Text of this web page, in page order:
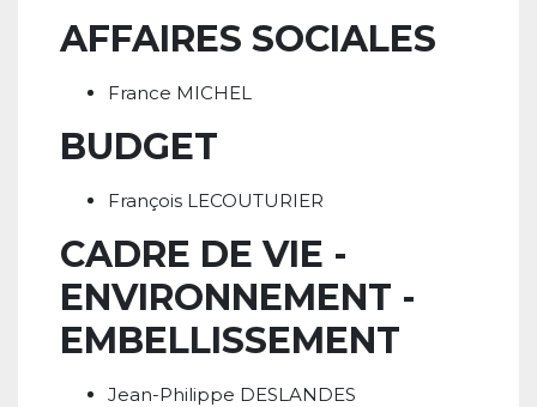
AFFAIRES SOCIALES
France MICHEL
BUDGET
François LECOUTURIER
CADRE DE VIE -
ENVIRONNEMENT -
EMBELLISSEMENT
Jean-Philippe DESLANDES